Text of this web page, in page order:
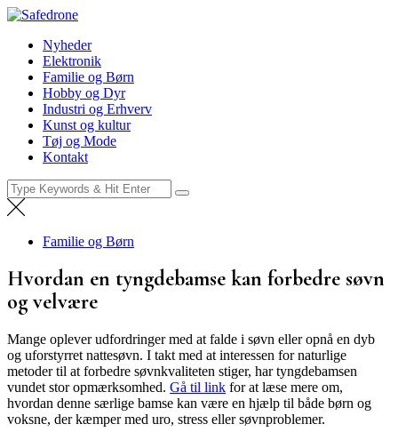
Skip
content
NyhederNyheder
Elektronik
Familie og Børn
Hobby og Dyr
Industri og Erhverv
Kunst og kultur
Tøj og Mode
Kontakt
Search
for:
Familie og Børn
Hvordan en tyngdebamse kan forbedre søvn
og velvære
Mange oplever udfordringer med at falde i søvn eller opnå en dyb
og uforstyrret nattesøvn. I takt med at interessen for naturlige
metoder til at forbedre søvnkvaliteten stiger, har tyngdebamsen
vundet stor opmærksomhed. Gå til link for at læse mere om,
hvordan denne særlige bamse kan være en hjælp til både børn og
voksne, der kæmper med uro, stress eller søvnproblemer.